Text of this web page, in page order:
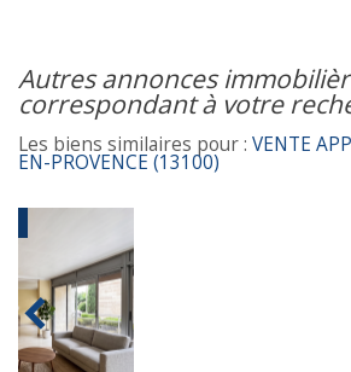
autres annonces immobilières
correspondant à votre
Les biens similaires pour : VENTE
EN-PROVENCE (13100)